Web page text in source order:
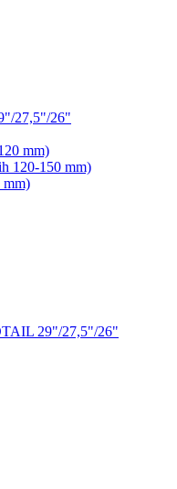
27,5"/26"
mm)
120-150 mm)
mm)
29"/27,5"/26"